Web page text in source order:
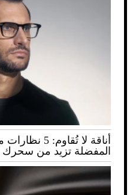
أناقة لا
المفضلة تزيد من سحرك